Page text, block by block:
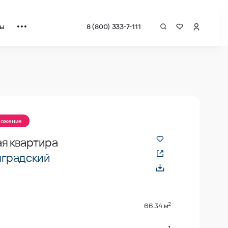
8 (800) 333-7-111
квартира
66.34 м2